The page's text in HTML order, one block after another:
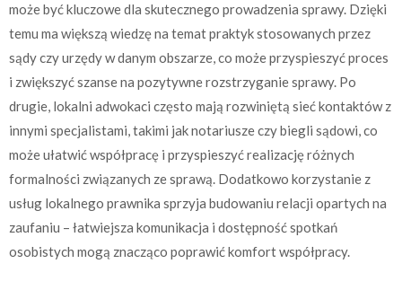
może być kluczowe dla skutecznego prowadzenia sprawy. Dzięki
temu ma większą wiedzę na temat praktyk stosowanych przez
sądy czy urzędy w danym obszarze, co może przyspieszyć proces
i zwiększyć szanse na pozytywne rozstrzyganie sprawy. Po
drugie, lokalni adwokaci często mają rozwiniętą sieć kontaktów z
innymi specjalistami, takimi jak notariusze czy biegli sądowi, co
może ułatwić współpracę i przyspieszyć realizację różnych
formalności związanych ze sprawą. Dodatkowo korzystanie z
usług lokalnego prawnika sprzyja budowaniu relacji opartych na
zaufaniu – łatwiejsza komunikacja i dostępność spotkań
osobistych mogą znacząco poprawić komfort współpracy.